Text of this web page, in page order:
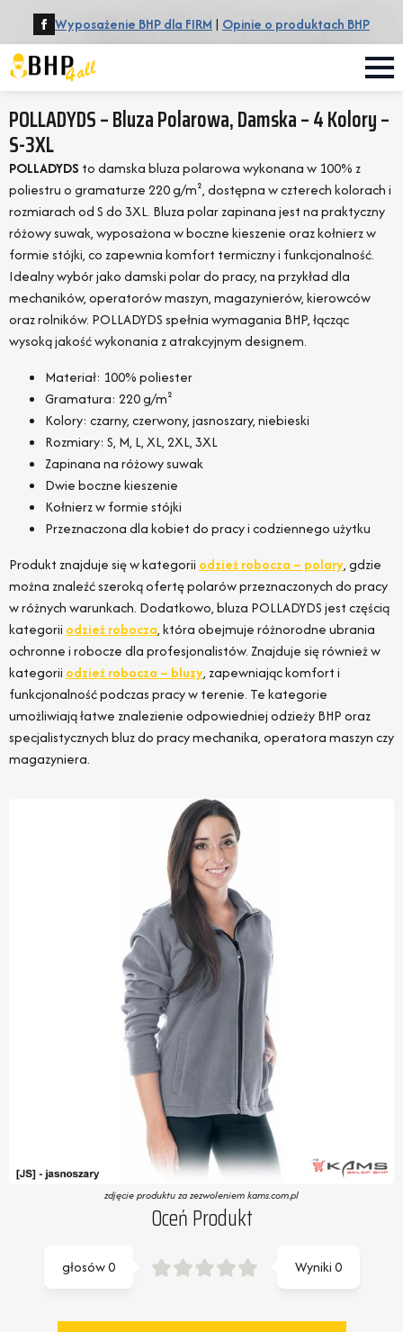
Wyposażenie BHP dla FIRM | Opinie o produktach BHP
POLLADYDS – Bluza Polarowa, Damska – 4 Kolory –
S-3XL
POLLADYDS to damska bluza polarowa wykonana w 100% z
poliestru o gramaturze 220 g/m², dostępna w czterech kolorach i
rozmiarach od S do 3XL. Bluza polar zapinana jest na praktyczny
różowy suwak, wyposażona w boczne kieszenie oraz kołnierz w
formie stójki, co zapewnia komfort termiczny i funkcjonalność.
Idealny wybór jako damski polar do pracy, na przykład dla
mechaników, operatorów maszyn, magazynierów, kierowców
oraz rolników. POLLADYDS spełnia wymagania BHP, łącząc
wysoką jakość wykonania z atrakcyjnym designem.
Materiał: 100% poliester
Gramatura: 220 g/m²
Kolory: czarny, czerwony, jasnoszary, niebieski
Rozmiary: S, M, L, XL, 2XL, 3XL
Zapinana na różowy suwak
Dwie boczne kieszenie
Kołnierz w formie stójki
Przeznaczona dla kobiet do pracy i codziennego użytku
Produkt znajduje się w kategorii odzież robocza – polary, gdzie
można znaleźć szeroką ofertę polarów przeznaczonych do pracy
w różnych warunkach. Dodatkowo, bluza POLLADYDS jest częścią
kategorii odzież robocza, która obejmuje różnorodne ubrania
ochronne i robocze dla profesjonalistów. Znajduje się również w
kategorii odzież robocza – bluzy, zapewniając komfort i
funkcjonalność podczas pracy w terenie. Te kategorie
umożliwiają łatwe znalezienie odpowiedniej odzieży BHP oraz
specjalistycznych bluz do pracy mechanika, operatora maszyn czy
magazyniera.
zdjęcie produktu za zezwoleniem kams.com.pl
Oceń Produkt
Wyniki0
głosów0